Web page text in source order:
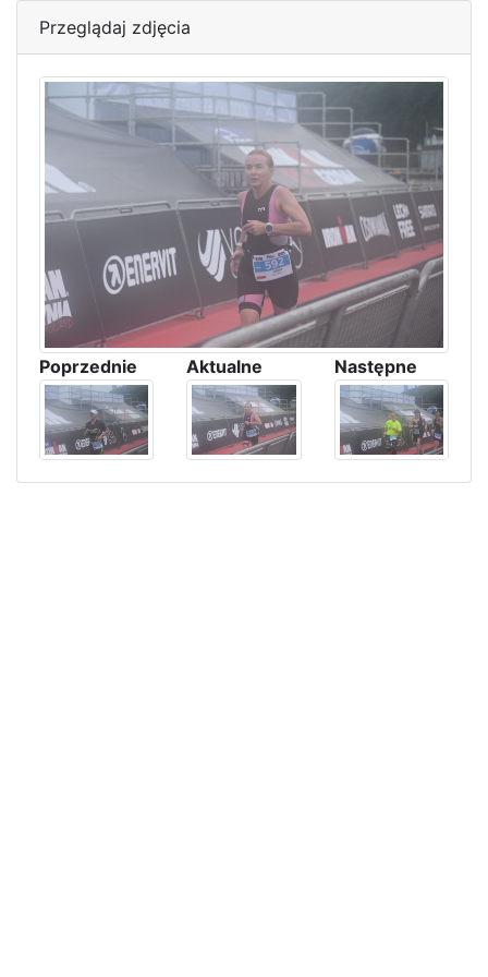
Przeglądaj zdjęcia
Poprzednie Aktualne Następne